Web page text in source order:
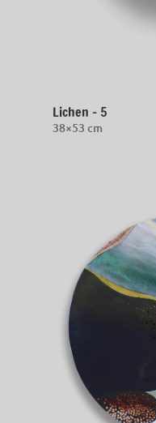
Lichen – 5
38×53 cm